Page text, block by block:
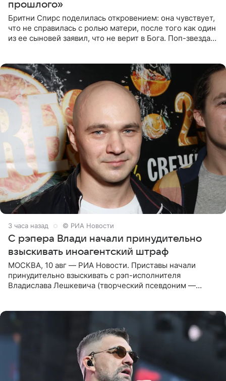
прошлого»
Бритни Спирс поделилась откровением: она чувствует,
что не справилась с ролью матери, после того как один
из ее сыновей заявил, что не верит в Бога. Поп-звезда
3 часа назад © РИА Новости
С рэпера Влади начали принудительно
взыскивать иноагентский штраф
МОСКВА, 10 авг — РИА Новости. Приставы начали
принудительно взыскивать с рэп-исполнителя
Владислава Лешкевича (творческий псевдоним —